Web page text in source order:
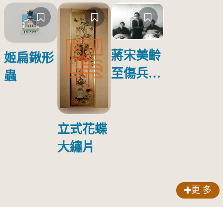
姬扁鍬形
蟲
立式花蝶
大繡片
蔣宋美齡
至傷兵醫
傷日本戰
更 多